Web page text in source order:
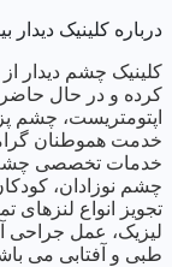
درباره کلینیک دیدار
کرده و در حال
اپتومتریست، چشم
خدمت هموطنان
خدمات تخصصی چشم
چشم نوزادان،
تجویز انواع
لیزیک، عمل جراحی
طبی و آفتابی می